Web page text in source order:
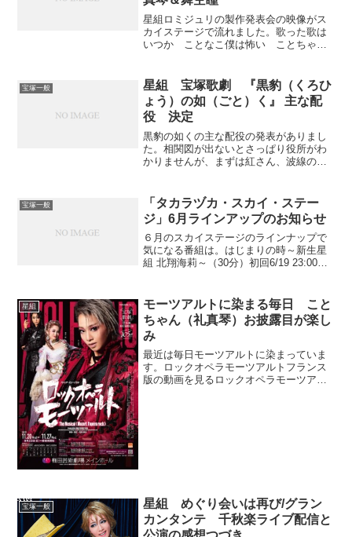
星組ロミジュリの製作発表会の映像がス
カイステージで流れました。歌った歌は
いつか ことなこ僕は怖い ことちゃん
というと歌えてない人がほとんどです。
しかしこの２人は十分声も...
宝塚一般
星組 宝塚歌劇 『黒豹（くろひ
ょう）の如（ごと）く』 主な配
役 決定
黒豹の如くの主な配役の発表がありまし
た。相関図が出ないとさっぱり役所がわ
かりませんが、まずは紅さん、波線の上
ゃんは「マルセリーノ・フェデリコ」早
速ネットで検索するも、ず...
宝塚一般
「タカラヅカ・スカイ・ステー
ジ」6月ラインアップのお知らせ
６月のスカイステージのラインナップで
気になる番組は。はじまりの時～新生星
組 北翔海莉～（30分）初回6/19 23:00星
賊』『Amour それは･･･』の初日を迎え
るま...
星組
モーツアルトに染まる毎日 こと
ちゃん（礼真琴）お披露目が楽し
み
最近は毎日モーツアルトに染まっていま
す。ロックオペラモーツアルトフランス
版の動画を見るロックオペラモーツアル
宝塚一般
星組 めぐり会いは再び/グラン
カンタンテ 千秋楽ライブ配信と